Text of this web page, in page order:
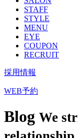
STAFF
STYLE
MENU
EYE
COUPON
RECRUIT
採用情報
WEB予約
Blog We